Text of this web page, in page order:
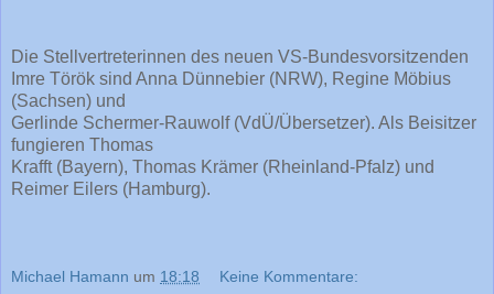
Die Stellvertreterinnen des neuen VS-Bundesvorsitzenden
Imre Török sind Anna Dünnebier (NRW), Regine Möbius
(Sachsen) und
Gerlinde Schermer-Rauwolf (VdÜ/Übersetzer). Als Beisitzer
fungieren Thomas
Krafft (Bayern), Thomas Krämer (Rheinland-Pfalz) und
Reimer Eilers (Hamburg).
Michael Hamann um 18:18 Keine Kommentare: